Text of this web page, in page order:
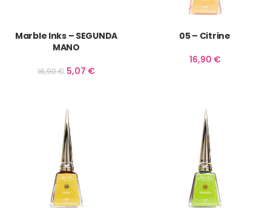
Marble Inks – SEGUNDA
MANO
16,90€ 5,07 €
05 – Citrine
16,90 €